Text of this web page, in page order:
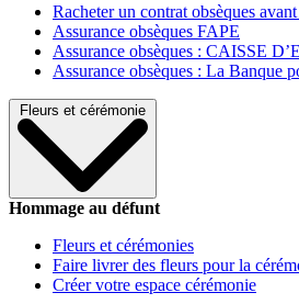
Racheter un contrat obsèques
Assurance obsèques FAPE
Assurance obsèques : CAISSE
Assurance obsèques : La Banque
Fleurs et cérémonie
Hommage au défunt
Fleurs et cérémonies
Faire livrer des fleurs pour la
Créer votre espace cérémonie